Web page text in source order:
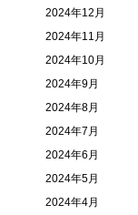
2024年12月
2024年11月
2024年10月
2024年9月
2024年8月
2024年7月
2024年6月
2024年5月
2024年4月